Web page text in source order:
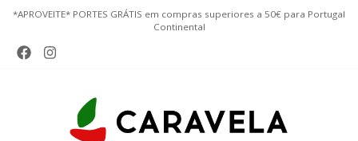
*APROVEITE* PORTES GRÁTIS em compras superiores a 50€ para Portugal
Continental